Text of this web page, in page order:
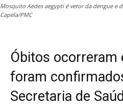
Mosquito Aedes aegypti é vetor da dengue e
Capela/PMC
Óbitos ocorreram
foram
Secretaria de